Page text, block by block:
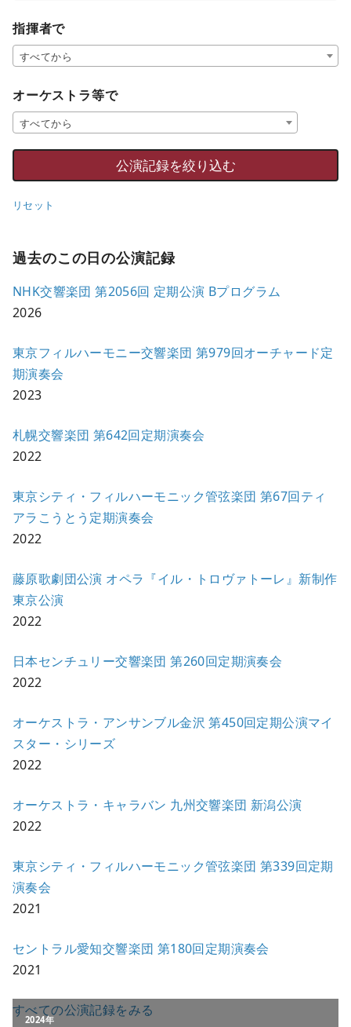
指揮者で
すべてから
オーケストラ等で
すべてから
リセット
過去のこの日の公演記録
NHK交響楽団 第2056回 定期公演 Bプログラム
2026
東京フィルハーモニー交響楽団 第979回オーチャード定
期演奏会
2023
札幌交響楽団 第642回定期演奏会
2022
東京シティ・フィルハーモニック管弦楽団 第67回ティ
アラこうとう定期演奏会
2022
藤原歌劇団公演 オペラ『イル・トロヴァトーレ』新制作
東京公演
2022
日本センチュリー交響楽団 第260回定期演奏会
2022
オーケストラ・アンサンブル金沢 第450回定期公演マイ
スター・シリーズ
2022
オーケストラ・キャラバン 九州交響楽団 新潟公演
2022
東京シティ・フィルハーモニック管弦楽団 第339回定期
演奏会
2021
セントラル愛知交響楽団 第180回定期演奏会
2021
すべての公演記録をみる